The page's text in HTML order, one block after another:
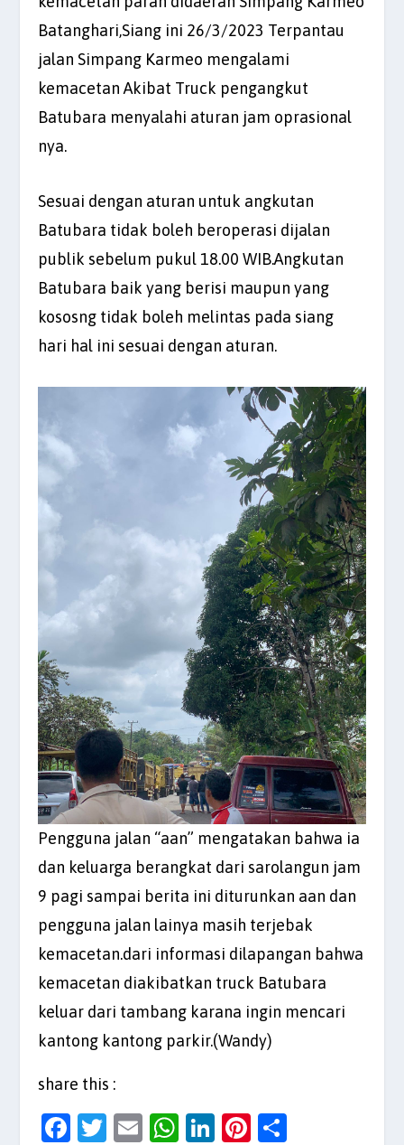
Batanghari,Siang ini 26/3/2023 Terpantau
jalan Simpang Karmeo mengalami
kemacetan Akibat Truck pengangkut
Batubara menyalahi aturan jam oprasional
nya.
Sesuai dengan aturan untuk angkutan
Batubara tidak boleh beroperasi dijalan
publik sebelum pukul 18.00 WIB.Angkutan
Batubara baik yang berisi maupun yang
kososng tidak boleh melintas pada siang
hari hal ini sesuai dengan aturan.
Pengguna jalan “aan” mengatakan bahwa ia
dan keluarga berangkat dari sarolangun jam
9 pagi sampai berita ini diturunkan aan dan
pengguna jalan lainya masih terjebak
kemacetan.dari informasi dilapangan bahwa
kemacetan diakibatkan truck Batubara
keluar dari tambang karana ingin mencari
kantong kantong parkir.(Wandy)
share this :
F
T
E
W Li
Pi